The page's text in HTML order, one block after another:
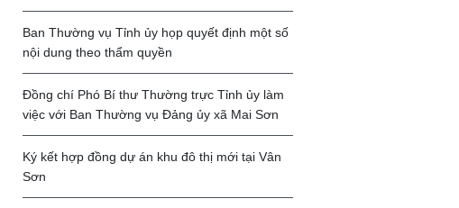
Ban Thường vụ Tỉnh ủy họp quyết định một số
nội dung theo thẩm quyền
Đồng chí Phó Bí thư Thường trực Tỉnh ủy làm
việc với Ban Thường vụ Đảng ủy xã Mai Sơn
Ký kết hợp đồng dự án khu đô thị mới tại Vân
Sơn